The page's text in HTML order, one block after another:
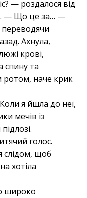
— роздалося від
— Що це за… —
переводячи
Ахнула,
крові,
спину та
ротом, наче крик
я йшла до неї,
мечів із
голос.
слідом, щоб
хотіла
широко